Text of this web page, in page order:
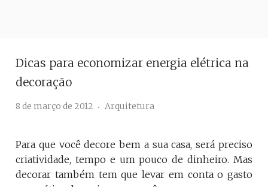
Dicas para economizar energia elétrica na
decoração
8 de março de 2012 Arquitetura
Para que você decore bem a sua casa, será preciso
criatividade, tempo e um pouco de dinheiro. Mas
decorar também tem que levar em conta o gasto